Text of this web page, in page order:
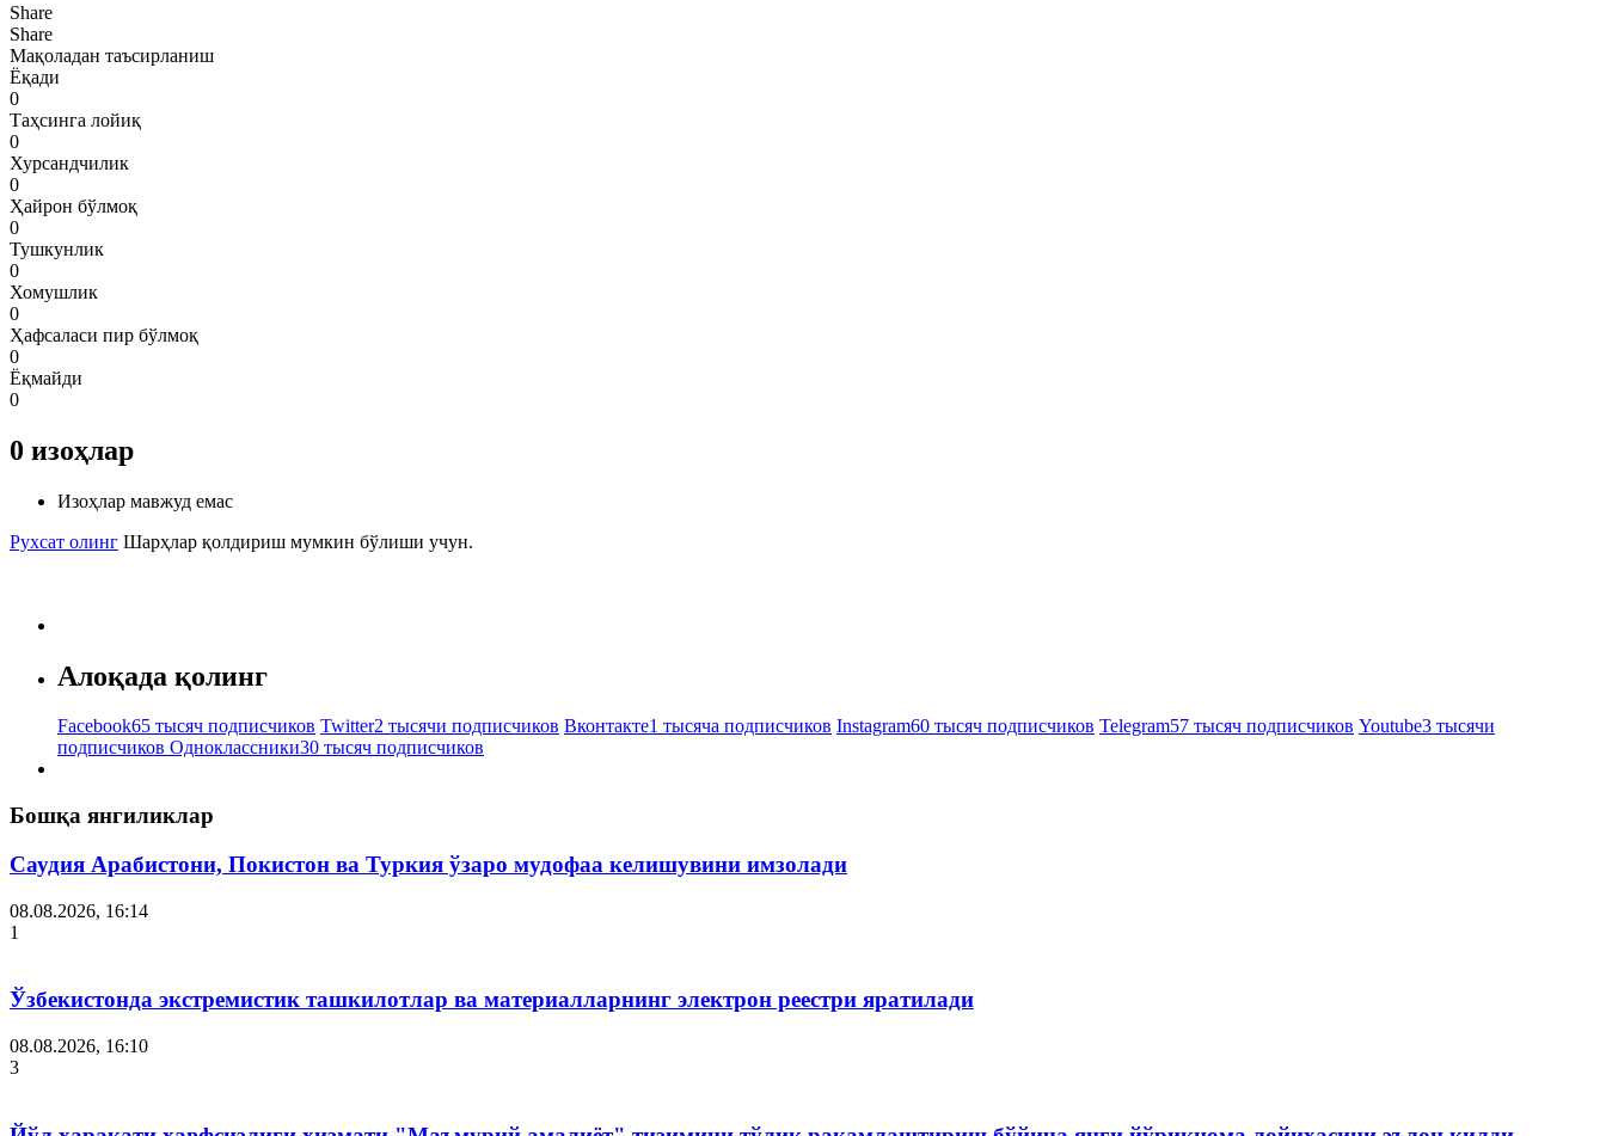
Share
Share
Мақоладан таъсирланиш
Ёқади
0
Таҳсинга лойиқ
0
Хурсандчилик
0
Ҳайрон бўлмоқ
0
Тушкунлик
0
Хомушлик
0
Ҳафсаласи пир бўлмоқ
0
Ёқмайди
0
0 изоҳлар
Изоҳлар мавжуд емас
Рухсат олинг Шарҳлар қолдириш мумкин бўлиши учун.
Алоқада қолинг
Facebook65 тысяч подписчиков Twitter2 тысячи подписчиков Вконтакте1 тысяча подписчиков Instagram60 тысяч подписчиков Telegram57 тысяч подписчиков Youtube3 тысячи
подписчиков Одноклассники30 тысяч подписчиков
Бошқа янгиликлар
Саудия Арабистони, Покистон ва Туркия ўзаро мудофаа келишувини имзолади
08.08.2026, 16:14
1
Ўзбекистонда экстремистик ташкилотлар ва материалларнинг электрон реестри яратилади
08.08.2026, 16:10
3